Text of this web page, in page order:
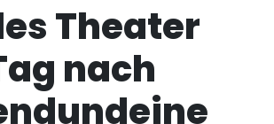
Theater
nach